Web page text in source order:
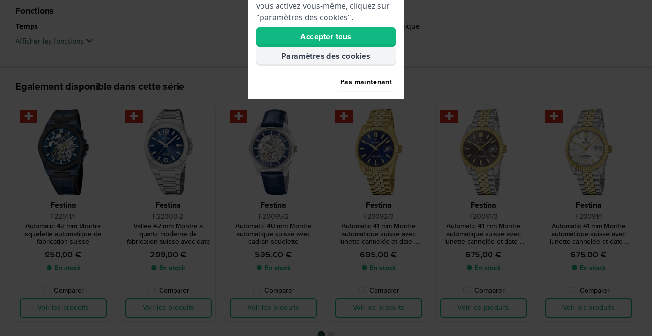
Fonctions
Temps
Heures - Aiguille analogique
Afficher les fonctions
Egalement disponible dans cette série
Festina
F22011/1
Automatic 42 mm Montre
squelette automatique de
fabrication suisse
950,00 €
● En stock
Comparer
Voir les produits
Festina
F22000/2
Vallee 42 mm Montre à
quartz moderne de
fabrication suisse avec date
299,00 €
● En stock
Comparer
Voir les produits
Festina
F20095/2
Automatic 40 mm Montre
automatique suisse avec
cadran squelette
595,00 €
● En stock
Comparer
Voir les produits
Festina
F20092/3
Automatic 41 mm Montre
automatique suisse avec
lunette cannelée et date à
bulle
695,00 €
● En stock
Comparer
Voir les produits
Festina
F20091/3
Automatic 41 mm Montre
automatique suisse avec
lunette cannelée et date à
bulle
675,00 €
● En stock
Comparer
Voir les produits
Festina
F20091/1
Automatic 41 mm Montre
automatique suisse avec
lunette cannelée et date à
bulle
675,00 €
● En stock
Comparer
Voir les produits
vous activez vous-même, cliquez sur
"paramètres des cookies".
Accepter tous
Paramètres des cookies
Pas maintenant